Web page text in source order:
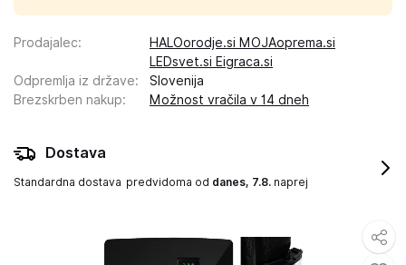
Prodajalec:
HALOorodje.si MOJAoprema.si
LEDsvet.si Eigraca.si
Odpremlja iz države:
Slovenija
Brezskrben nakup: Možnost vračila v 14 dneh
Dostava
Standardna dostava predvidoma od danes, 7.8. naprej